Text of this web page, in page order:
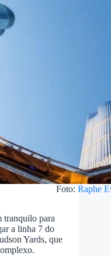
Foto: Raphe
tranquilo para
a linha 7 do
Yards, que